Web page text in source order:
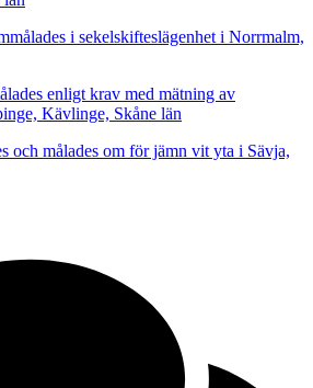
i sekelskifteslägenhet i Norrmalm,
enligt krav med mätning av
Kävlinge, Skåne län
och målades om för jämn vit yta i Sävja,